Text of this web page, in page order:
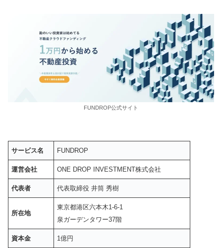
FUNDROP公式サイト
サービス名 FUNDROP
運営会社 ONE DROP INVESTMENT株式会社
代表者 代表取締役 井筒 秀樹
所在地
東京都港区六本木1-6-1
泉ガーデンタワー37階
資本金 1億円